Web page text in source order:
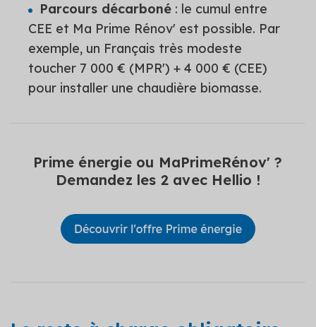
Parcours décarboné : le cumul entre
CEE et Ma Prime Rénov' est possible. Par
exemple, un Français très modeste
toucher 7 000 € (MPR') + 4 000 € (CEE)
pour installer une chaudière biomasse.
Prime énergie ou MaPrimeRénov' ?
Demandez les 2 avec Hellio !